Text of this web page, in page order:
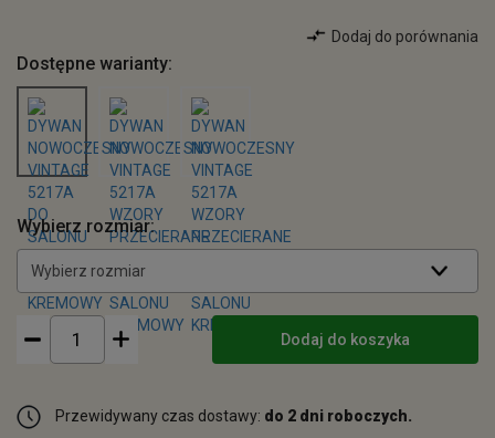
Dodaj do porównania
Dostępne warianty:
Wybierz rozmiar:
Wybierz rozmiar
Dodaj do koszyka
Przewidywany czas dostawy: do 2 dni roboczych.